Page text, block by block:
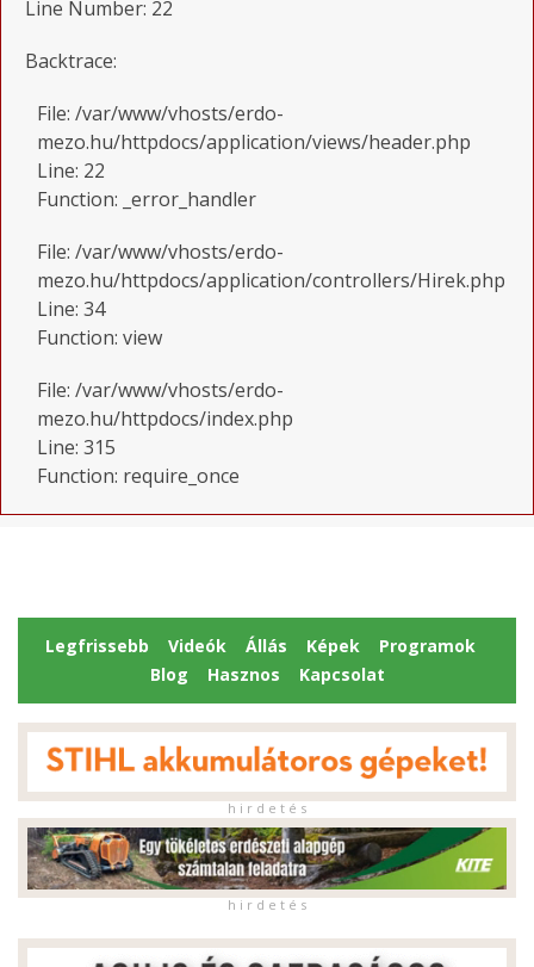
Line Number: 22
Backtrace:
File: /var/www/vhosts/erdo-
mezo.hu/httpdocs/application/views/header.php
Line: 22
Function: _error_handler
File: /var/www/vhosts/erdo-
mezo.hu/httpdocs/application/controllers/Hirek.php
Line: 34
Function: view
File: /var/www/vhosts/erdo-
mezo.hu/httpdocs/index.php
Line: 315
Function: require_once
Legfrissebb Videók Állás Képek
Programok
Blog
Hasznos Kapcsolat
h i r d e t é s
h i r d e t é s